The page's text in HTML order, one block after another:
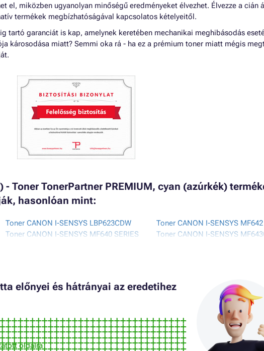
el, miközben ugyanolyan minőségű eredményeket élvezhet. Élvezze a cián
termékek megbízhatóságával kapcsolatos kételyeitől.
tartó garanciát is kap, amelynek keretében mechanikai meghibásodás
károsodása miatt? Semmi oka rá - ha ez a prémium toner miatt mégis
- Toner TonerPartner PREMIUM, cyan (azúrkék)
hasonlóan mint:
Toner CANON I-SENSYS LBP623CDW
Toner CANON I-SENSYS MF640 SERIES
Toner CANON I-SENSYS
Toner CANON I-SENSYS
előnyei és hátrányai az eredetihez
oldalra